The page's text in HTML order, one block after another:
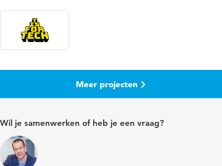
Meer projecten
Wil je samenwerken of heb je een vraag?